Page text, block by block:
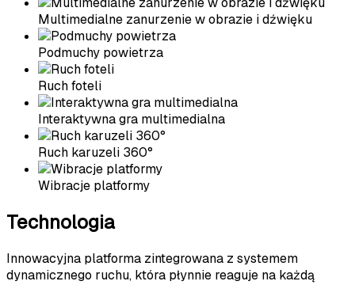
Multimedialne zanurzenie w obrazie i dźwięku
Podmuchy powietrza
Ruch foteli
Interaktywna gra multimedialna
Ruch karuzeli 360°
Wibracje platformy
Technologia
Innowacyjna platforma zintegrowana z systemem
dynamicznego ruchu, która płynnie reaguje na każdą